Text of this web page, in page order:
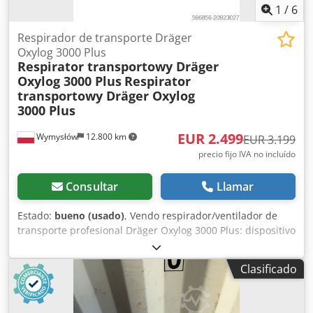
corriente de residuos. La reutilización directa es la forma
más eficiente desde el punto de vista del carbono para
equipar un laboratorio moderno.
1 / 6
Wymysłów 12.800 km
Respirador de transporte Dräger
Oxylog 3000 Plus
Respirator transportowy Dräger
Oxylog 3000 Plus Respirator
transportowy Dräger Oxylog
3000 Plus
EUR 2.499EUR 3.199
precio fijo IVA no incluído
Consultar Llamar
Estado: bueno (usado), Vendo respirador/ventilador de
transporte profesional Dräger Oxylog 3000 Plus: dispositivo
utilizado en servicios de emergencia médica, ambulancias
y centros de atención sanitaria. Estado: el equipo se
enciende y funciona correctamente. La pantalla es legible,
los botones y mandos están operativos. Presenta signos
normales de uso visibles. La carcasa tiene daños
Clasificado